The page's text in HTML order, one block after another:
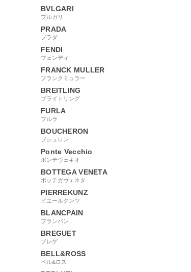
BVLGARI
ブルガリ
PRADA
プラダ
FENDI
フェンディ
FRANCK MULLER
フランクミュラー
BREITLING
ブライトリング
FURLA
フルラ
BOUCHERON
ブシュロン
Ponte Vecchio
ポンテヴェキオ
BOTTEGA VENETA
ボッテガヴェネタ
PIERREKUNZ
ピエールクンツ
BLANCPAIN
ブランパン
BREGUET
ブレゲ
BELL&ROSS
ベル&ロス